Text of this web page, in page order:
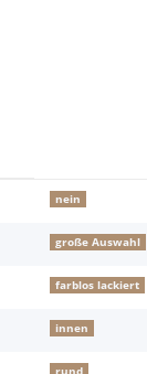
nein
große Auswahl
farblos lackiert
innen
rund